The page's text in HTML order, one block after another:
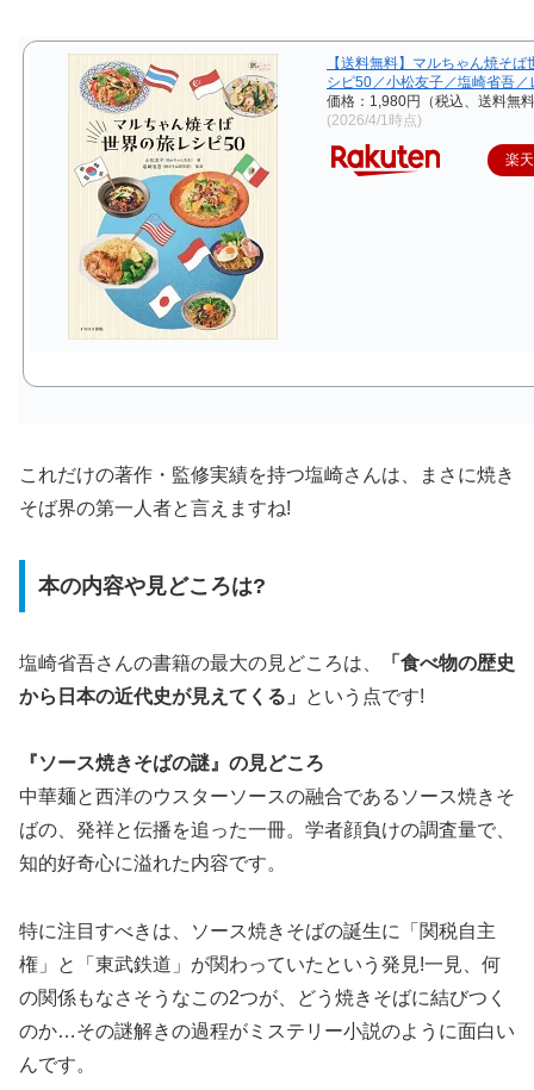
【送料無料】マルちゃん焼そば
シピ50／小松友子／塩崎省吾／
価格：1,980円（税込、送料無
(2026/4/1時点)
楽
これだけの著作・監修実績を持つ塩崎さんは、まさに焼き
そば界の第一人者と言えますね!
本の内容や見どころは?
塩崎省吾さんの書籍の最大の見どころは、
「食べ物の歴史
から日本の近代史が見えてくる」
という点です!
『ソース焼きそばの謎』の見どころ
中華麺と西洋のウスターソースの融合であるソース焼きそ
ばの、発祥と伝播を追った一冊。学者顔負けの調査量で、
知的好奇心に溢れた内容です。
特に注目すべきは、ソース焼きそばの誕生に「関税自主
権」と「東武鉄道」が関わっていたという発見!一見、何
の関係もなさそうなこの2つが、どう焼きそばに結びつく
のか…その謎解きの過程がミステリー小説のように面白い
んです。